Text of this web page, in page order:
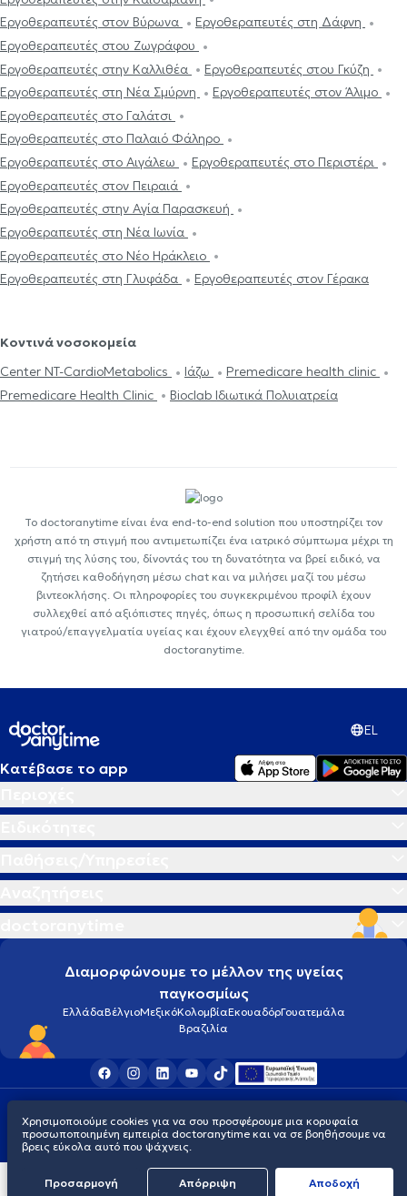
Εργοθεραπευτές στον Βύρωνα
Εργοθεραπευτές στη Δάφνη
Εργοθεραπευτές στου Ζωγράφου
Εργοθεραπευτές στην Καλλιθέα
Εργοθεραπευτές στου Γκύζη
Εργοθεραπευτές στη Νέα Σμύρνη
Εργοθεραπευτές στον Άλιμο
Εργοθεραπευτές στο Γαλάτσι
Εργοθεραπευτές στο Παλαιό Φάληρο
Εργοθεραπευτές στο Αιγάλεω
Εργοθεραπευτές στο Περιστέρι
Εργοθεραπευτές στον Πειραιά
Εργοθεραπευτές στην Αγία Παρασκευή
Εργοθεραπευτές στη Νέα Ιωνία
Εργοθεραπευτές στο Νέο Ηράκλειο
Εργοθεραπευτές στη Γλυφάδα
Εργοθεραπευτές στον Γέρακα
Κοντινά νοσοκομεία
Center NT-CardioMetabolics
Ιάζω
Premedicare health clinic
Premedicare Health Clinic
Bioclab Ιδιωτικά Πολυιατρεία
Το doctoranytime είναι ένα end-to-end solution που υποστηρίζει τον
χρήστη από τη στιγμή που αντιμετωπίζει ένα ιατρικό σύμπτωμα μέχρι τη
στιγμή της λύσης του, δίνοντάς του τη δυνατότητα να βρεί ειδικό, να
ζητήσει καθοδήγηση μέσω chat και να μιλήσει μαζί του μέσω
βιντεοκλήσης. Οι πληροφορίες του συγκεκριμένου προφίλ έχουν
συλλεχθεί από αξιόπιστες πηγές, όπως η προσωπική σελίδα του
γιατρού/επαγγελματία υγείας και έχουν ελεγχθεί από την ομάδα του
doctoranytime.
EL
Κατέβασε το app
Διαμορφώνουμε το μέλλον της υγείας
παγκοσμίως
ΕλλάδαΒέλγιοΜεξικόΚολομβίαΕκουαδόρΓουατεμάλα
Βραζιλία
© 2026 doctoranytime
Χρησιμοποιούμε cookies για να σου προσφέρουμε μια κορυφαία
προσωποποιημένη εμπειρία doctoranytime και να σε βοηθήσουμε να
βρεις εύκολα αυτό που ψάχνεις.
Προσαρμογή Απόρριψη Aποδοχή